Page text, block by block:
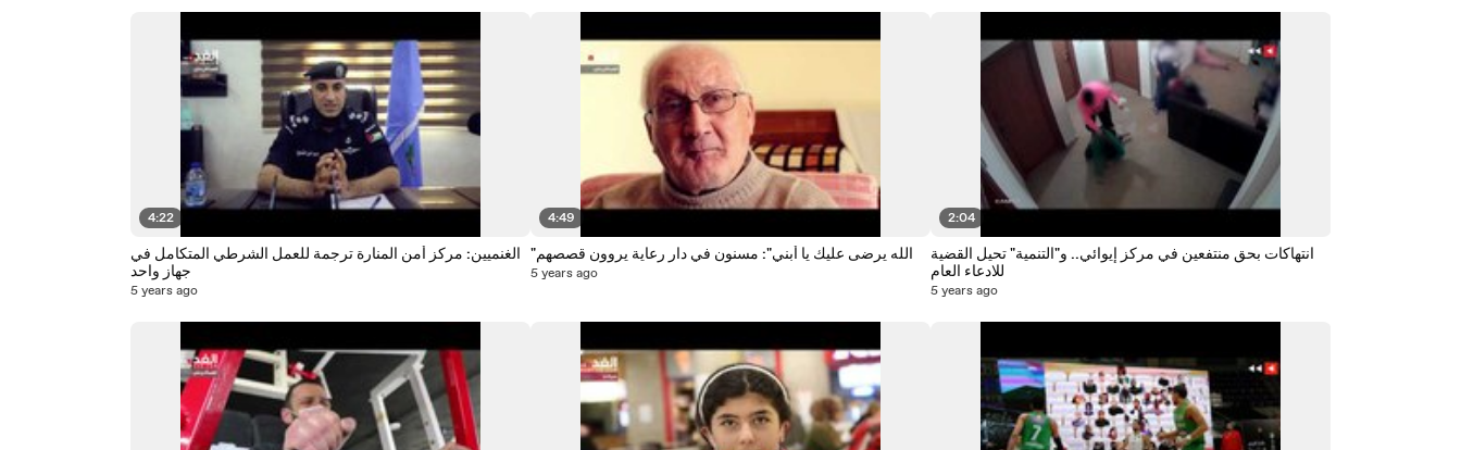
4:22
الغنميين: مركز أمن المنارة ترجمة للعمل الشرطي المتكامل في
جهاز واحد
5 years ago
4:49
"الله يرضى عليك يا أبني": مسنون في دار رعاية يروون قصصهم
5 years ago
2:04
انتهاكات بحق منتفعين في مركز إيوائي.. و"التنمية" تحيل القضية
للادعاء العام
5 years ago